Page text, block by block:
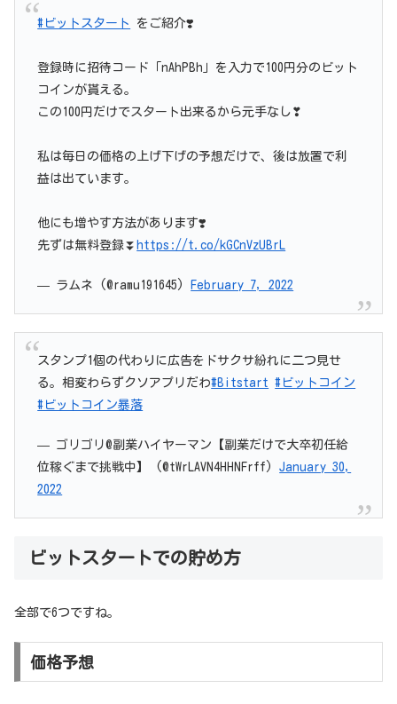
#ビットスタート をご紹介❣️
登録時に招待コード「nAhPBh」を入力で100円分のビット
コインが貰える。
この100円だけでスタート出来るから元手なし❣
私は毎日の価格の上げ下げの予想だけで、後は放置で利
益は出ています。
他にも増やす方法があります❣️
先ずは無料登録⏬ https://t.co/kGCnVzUBrL
— ラムネ (@ramu191645)February 7, 2022
スタンプ1個の代わりに広告をドサクサ紛れに二つ見せ
る。相変わらずクソアプリだわ#Bitstart #ビットコイン
#ビットコイン暴落
— ゴリゴリ@副業ハイヤーマン【副業だけで大卒初任給
位稼ぐまで挑戦中】 (@tWrLAVN4HHNFrff)January 30,
2022
ビットスタートでの貯め方
全部で6つですね。
価格予想